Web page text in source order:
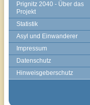
Prignitz 2040 - Über das
Projekt
Statistik
Asyl und Einwanderer
Impressum
Datenschutz
Hinweisgeberschutz